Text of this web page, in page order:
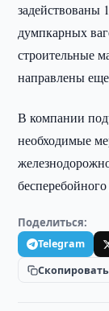
задействованы
думпкарных
строительные
направлены
В компании
необходимые
Поделиться:
Telegram